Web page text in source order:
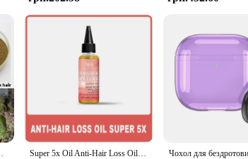
вологі кучеряве волосся, 100 г Super 5x Oil Anti-Hair Loss Oil Fenugreek Seed Hair Growth Oil Rosemary Hair Regrowth Oil Chebe Batana Butter Hair Mask Amla Oil